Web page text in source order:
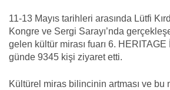
11-13 Mayıs tarihleri arasında Lütfi
Kongre ve Sergi Sarayı’nda
gelen kültür mirası fuarı 6. HERITAGE
günde 9345 kişi ziyaret etti.
Kültürel miras bilincinin artması ve bu